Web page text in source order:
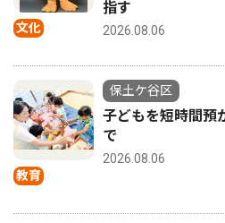
文化
指す
2026.08.06
教育
保土ケ谷区
子どもを短時間
で
2026.08.06